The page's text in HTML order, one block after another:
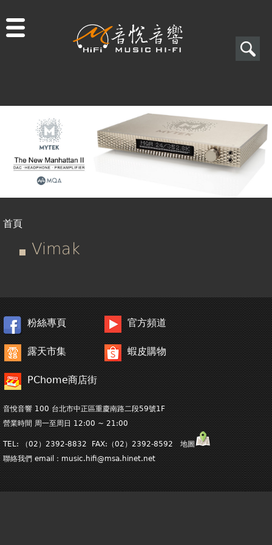
搜
表
單
搜
尋
您
裡
首頁
Vimak
粉絲專頁 官方頻道
露天市集 蝦皮購物
PChome商店街
音悅音響 100 台北市中正區重慶南路二段59號1F
營業時間 周一至周日 12:00 ~ 21:00
TEL: （02）2392-8832 FAX:（02）2392-8592 地圖
聯絡我們 email： music.hifi@msa.hinet.net